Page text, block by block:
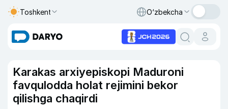
Toshkent O‘zbekcha
Karakas arxiyepiskopi Maduroni
favqulodda holat rejimini bekor
qilishga chaqirdi